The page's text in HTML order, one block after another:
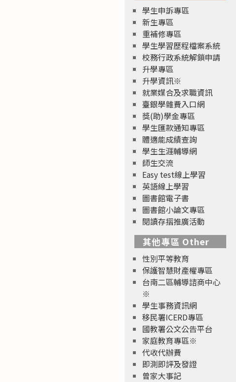
學生申訴專區
新生專區
重補修專區
學生學習歷程檔案系統
校務行政系統解鎖申請
升學專區
升學資訊※
就業媒合及求職資訊
臺銀學雜費入口網
獎(助)學金專區
學生匯款通知專區
體適能成績查詢
學生生涯輔導網
師生交流
Easy test線上學習
英語線上學習
圖書館電子書
圖書館小論文專區
閱讀存摺推廣活動
其他專區 Other
性別平等教育
保護智慧財產權專區
台南二區輔導諮商中心
※
學生事務資訊網
移民署ICERD專區
國教署公文公告平台
家庭教育專區※
代收代辦費
即測即評及發證
曾家大事記